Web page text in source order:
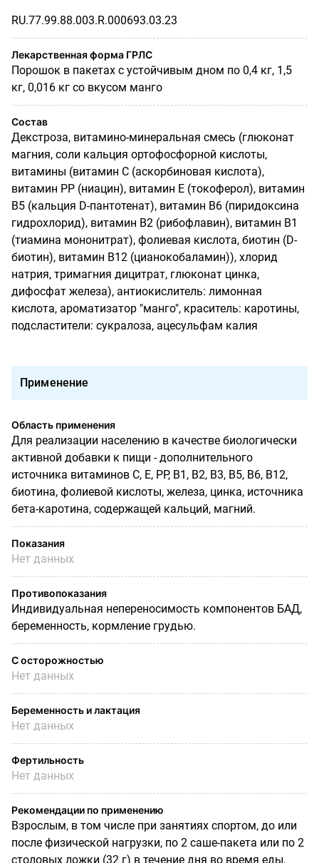
RU.77.99.88.003.R.000693.03.23
Лекарственная форма ГРЛС
Порошок в пакетах с устойчивым дном по 0,4 кг, 1,5
кг, 0,016 кг со вкусом манго
Состав
Декстроза, витамино-минеральная смесь (глюконат
магния, соли кальция ортофосфорной кислоты,
витамины (витамин С (аскорбиновая кислота),
витамин РР (ниацин), витамин Е (токоферол), витамин
В5 (кальция D-пантотенат), витамин В6 (пиридоксина
гидрохлорид), витамин В2 (рибофлавин), витамин В1
(тиамина мононитрат), фолиевая кислота, биотин (D-
биотин), витамин В12 (цианокобаламин)), хлорид
натрия, тримагния дицитрат, глюконат цинка,
дифосфат железа), антиокислитель: лимонная
кислота, ароматизатор "манго", краситель: каротины,
подсластители: сукралоза, ацесульфам калия
Применение
Область применения
Для реализации населению в качестве биологически
активной добавки к пищи - дополнительного
источника витаминов С, Е, РР, В1, В2, В3, В5, В6, В12,
биотина, фолиевой кислоты, железа, цинка, источника
бета-каротина, содержащей кальций, магний.
Показания
Нет данных
Противопоказания
Индивидуальная непереносимость компонентов БАД,
беременность, кормление грудью.
С осторожностью
Нет данных
Беременность и лактация
Нет данных
Фертильность
Нет данных
Рекомендации по применению
Взрослым, в том числе при занятиях спортом, до или
после физической нагрузки, по 2 саше-пакета или по 2
столовых ложки (32 г) в течение дня во время еды,